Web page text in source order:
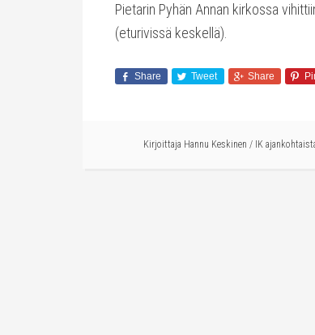
Pietarin Pyhän Annan kirkossa
(eturivissä keskellä).
Share Tweet Share
Kirjoittaja Hannu Keskinen / IK